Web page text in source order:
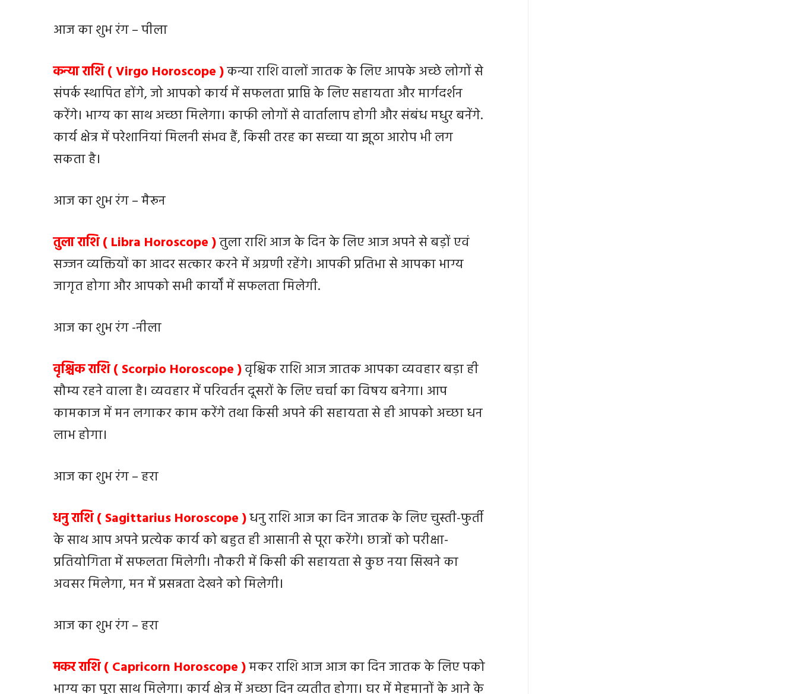
आज का शुभ रंग – पीला
कन्या राशि ( Virgo Horoscope )कन्या राशि वालों जातक के लिए आपके अच्छे लोगों से
संपर्क स्थापित होंगे, जो आपको कार्य में सफलता प्राप्ति के लिए सहायता और मार्गदर्शन
करेंगे। भाग्य का साथ अच्छा मिलेगा। काफी लोगों से वार्तालाप होगी और संबंध मधुर बनेंगे.
कार्य क्षेत्र में परेशानियां मिलनी संभव हैं, किसी तरह का सच्चा या झूठा आरोप भी लग
सकता है।
आज का शुभ रंग – मैरून
तुला राशि ( Libra Horoscope )तुला राशि आज के दिन के लिए आज अपने से बड़ों एवं
सज्जन व्यक्तियों का आदर सत्कार करने में अग्रणी रहेंगे। आपकी प्रतिभा से आपका भाग्य
जागृत होगा और आपको सभी कार्यों में सफलता मिलेगी.
आज का शुभ रंग -नीला
वृश्चिक राशि ( Scorpio Horoscope )वृश्चिक राशि आज जातक आपका व्यवहार बड़ा ही
सौम्य रहने वाला है। व्यवहार में परिवर्तन दूसरों के लिए चर्चा का विषय बनेगा। आप
कामकाज में मन लगाकर काम करेंगे तथा किसी अपने की सहायता से ही आपको अच्छा धन
लाभ होगा।
आज का शुभ रंग – हरा
धनु राशि ( Sagittarius Horoscope )धनु राशि आज का दिन जातक के लिए चुस्ती-फुर्ती
के साथ आप अपने प्रत्येक कार्य को बहुत ही आसानी से पूरा करेंगे। छात्रों को परीक्षा-
प्रतियोगिता में सफलता मिलेगी। नौकरी में किसी की सहायता से कुछ नया सिखने का
अवसर मिलेगा, मन में प्रसन्नता देखने को मिलेगी।
आज का शुभ रंग – हरा
मकर राशि ( Capricorn Horoscope )मकर राशि आज आज का दिन जातक के लिए पको
भाग्य का पूरा साथ मिलेगा। कार्य क्षेत्र में अच्छा दिन व्यतीत होगा। घर में मेहमानों के आने के